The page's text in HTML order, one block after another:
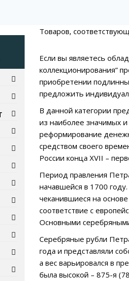
Товаров,
Если вы являетесь
коллекционирования”
приобретении
предложить
В данной категории
из наиболее значимых и
реформирование
средством своего
России конца XVII –
Период правления
начавшейся в 1700
чеканившиеся на
соответствие с
Основными
Серебряные рубли
года и представляли
а вес варьировался в
была высокой – 875-я